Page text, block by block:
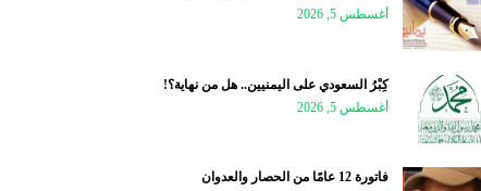
أغسطس 5, 2026
كِبْرُ السعودي على اليمنيين.. هل من نهاية؟!
أغسطس 5, 2026
فاتورة 12 عامًا من الحصار والعدوان